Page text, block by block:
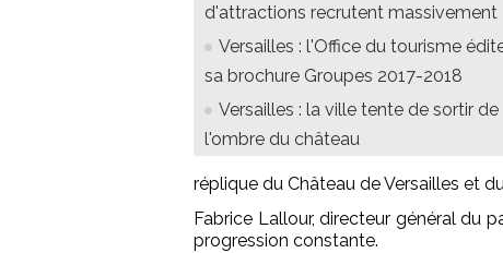
d'attractions recrutent massivement
Versailles : l'Office du tourisme
sa brochure Groupes 2017-2018
Versailles : la ville tente de sortir de
l'ombre du château
réplique du Château de Versailles et
Fabrice Lallour, directeur général du
progression constante.